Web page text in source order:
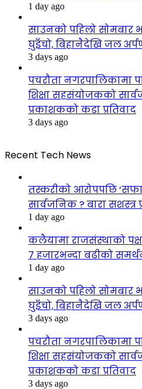
1 day ago
साउनको पहिलो सोमबार
घुइँचो, बिहानैदेखि जल
3 days ago
पचरौता नगरपालिकामा
शिक्षा सहसंयोजकको
प्रकाशकको कडा प्रतिवाद
3 days ago
Recent Tech News
तस्करीको आरोपपछि
सार्वजनिक ? बारा सशस्त्र
1 day ago
कलैयामा राजसंस्थाको
७ हजारभन्दा बढीको
1 day ago
साउनको पहिलो सोमबार
घुइँचो, बिहानैदेखि जल
3 days ago
पचरौता नगरपालिकामा
शिक्षा सहसंयोजकको
प्रकाशकको कडा प्रतिवाद
3 days ago